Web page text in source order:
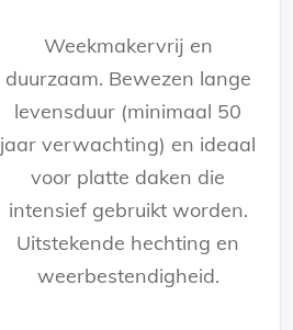
Weekmakervrij en
duurzaam. Bewezen lange
levensduur (minimaal 50
jaar verwachting) en ideaal
voor platte daken die
intensief gebruikt worden.
Uitstekende hechting en
weerbestendigheid.